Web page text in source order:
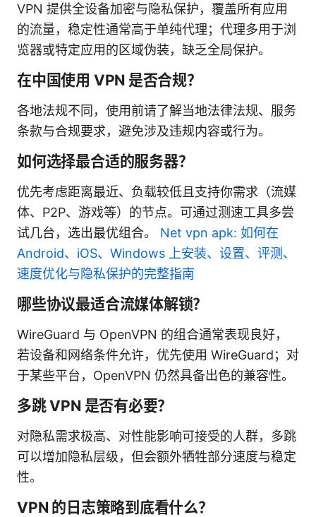
VPN 提供全设备加密与隐私保护，覆盖所有应用
的流量，稳定性通常高于单纯代理；代理多用于浏
览器或特定应用的区域伪装，缺乏全局保护。
在中国使用 VPN 是否合规？
各地法规不同，使用前请了解当地法律法规、服务
条款与合规要求，避免涉及违规内容或行为。
如何选择最合适的服务器？
优先考虑距离最近、负载较低且支持你需求（流媒
体、P2P、游戏等）的节点。可通过测速工具多尝
试几台，选出最优组合。 Net vpn apk: 如何在
Android、iOS、Windows 上安装、设置、评测、
速度优化与隐私保护的完整指南
哪些协议最适合流媒体解锁？
WireGuard 与 OpenVPN 的组合通常表现良好，
若设备和网络条件允许，优先使用 WireGuard；对
于某些平台，OpenVPN 仍然具备出色的兼容性。
多跳 VPN 是否有必要？
对隐私需求极高、对性能影响可接受的人群，多跳
可以增加隐私层级，但会额外牺牲部分速度与稳定
性。
VPN 的日志策略到底看什么？